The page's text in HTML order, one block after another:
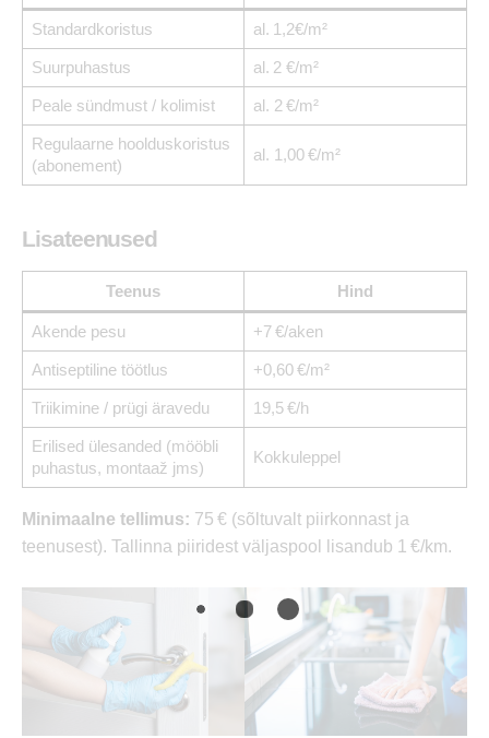
Standardkoristus al. 1,2€/m²
Suurpuhastus al. 2 €/m²
Peale sündmust / kolimist al. 2 €/m²
Regulaarne hoolduskoristus
(abonement)
al. 1,00 €/m²
Lisateenused
Teenus Hind
Akende pesu +7 €/aken
Antiseptiline töötlus +0,60 €/m²
Triikimine / prügi äravedu 19,5 €/h
Erilised ülesanded (mööbli
puhastus, montaaž jms)
Kokkuleppel
Minimaalne tellimus: 75 € (sõltuvalt piirkonnast ja
teenusest). Tallinna piiridest väljaspool lisandub 1 €/km.